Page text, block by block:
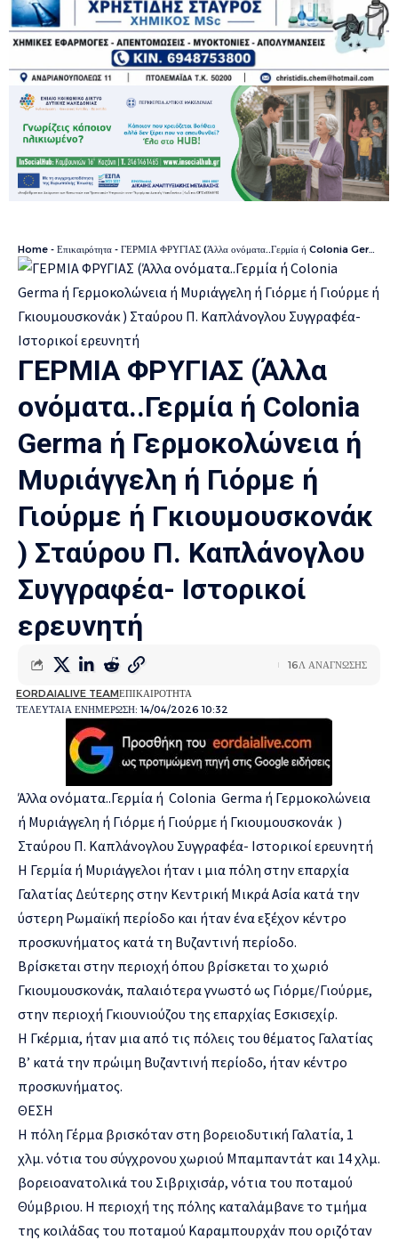
Home - Επικαιρότητα - ΓΕΡΜΙΑ ΦΡΥΓΙΑΣ (Άλλα ονόματα..Γερμία ή Colonia Germa ή Γερμοκολώνεια ή Μυριάγγελη ή Γιόρμε ή Γιούρμε ή Γκιουμουσκονάκ ) Σταύρου Π. Καπλάνογλου Συγγραφέα- Ιστορικοί ερευνητή
ΓΕΡΜΙΑ ΦΡΥΓΙΑΣ (Άλλα
ονόματα..Γερμία ή Colonia
Germa ή Γερμοκολώνεια ή
Μυριάγγελη ή Γιόρμε ή
Γιούρμε ή Γκιουμουσκονάκ
) Σταύρου Π. Καπλάνογλου
Συγγραφέα- Ιστορικοί
ερευνητή
ΤΕΛΕΥΤΑΙΑ ΕΝΗΜΕΡΩΣΗ: 14/04/2026 10:32
EORDAIALIVE TEAMΕΠΙΚΑΙΡΟΤΗΤΑ
16Λ ΑΝΑΓΝΩΣΗΣ
Άλλα ονόματα..Γερμία ή Colonia Germa ή Γερμοκολώνεια
ή Μυριάγγελη ή Γιόρμε ή Γιούρμε ή Γκιουμουσκονάκ )
Σταύρου Π. Καπλάνογλου Συγγραφέα- Ιστορικοί ερευνητή
Η Γερμία ή Μυριάγγελοι ήταν ι μια πόλη στην επαρχία
Γαλατίας Δεύτερης στην Κεντρική Μικρά Ασία κατά την
ύστερη Ρωμαϊκή περίοδο και ήταν ένα εξέχον κέντρο
προσκυνήματος κατά τη Βυζαντινή περίοδο.
Βρίσκεται στην περιοχή όπου βρίσκεται το χωριό
Γκιουμουσκονάκ, παλαιότερα γνωστό ως Γιόρμε/Γιούρμε,
στην περιοχή Γκιουνιούζου της επαρχίας Εσκισεχίρ.
Η Γκέρμια, ήταν μια από τις πόλεις του θέματος Γαλατίας
Β’ κατά την πρώιμη Βυζαντινή περίοδο, ήταν κέντρο
προσκυνήματος.
ΘΕΣΗ
Η πόλη Γέρμα βρισκόταν στη βορειοδυτική Γαλατία, 1
χλμ. νότια του σύγχρονου χωριού Μπαμπαντάτ και 14 χλμ.
βορειοανατολικά του Σιβριχισάρ, νότια του ποταμού
Θύμβριου. Η περιοχή της πόλης καταλάμβανε το τμήμα
της κοιλάδας του ποταμού Καραμπουρχάν που οριζόταν